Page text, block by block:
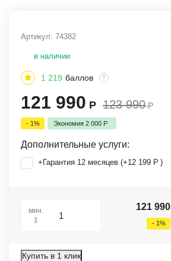
Артикул: 74382
в наличии
1 219 баллов ?
121 990 Р 123 990 Р
- 1% Экономия 2 000 Р
Дополнительные услуги:
+Гарантия 12 месяцев (+12 199 Р )
мин.
1
121 990
- 1%
Купить в 1 клик